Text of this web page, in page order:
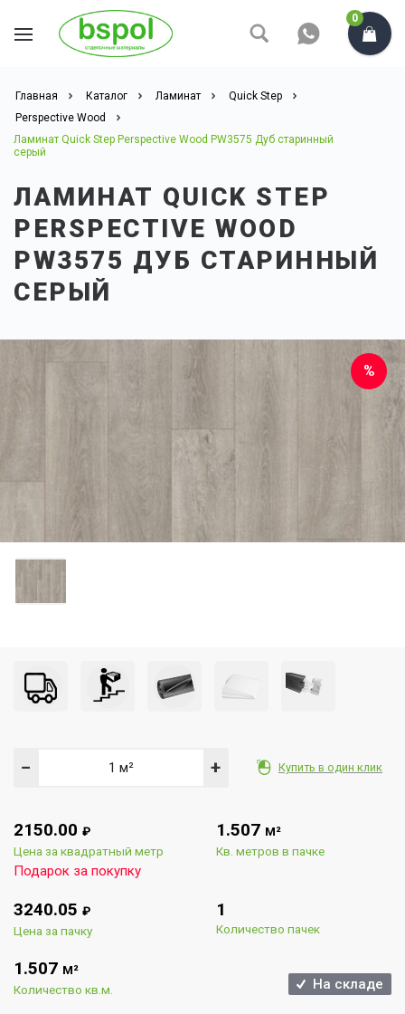
0
Главная Каталог Ламинат
Quick Step
Perspective Wood
Ламинат Quick Step Perspective Wood PW3575 Дуб старинный
серый
ЛАМИНАТ QUICK STEP
PERSPECTIVE WOOD
PW3575 ДУБ СТАРИННЫЙ
СЕРЫЙ
Купить в один клик
− +
2150.00 ₽
Цена за квадратный метр
Подарок за покупку
1.507 М²
Кв. метров в пачке
3240.05 ₽
Цена за пачку
1
Количество пачек
1.507 М²
Количество кв.м. На складе